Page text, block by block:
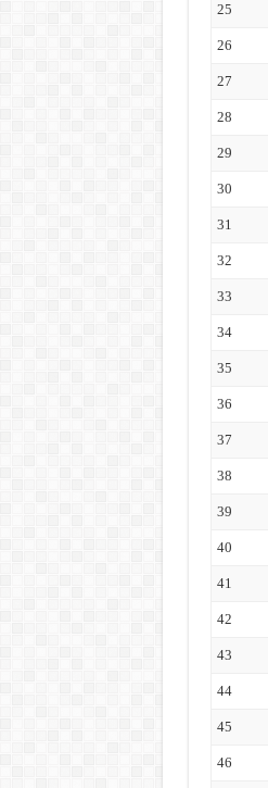
25
26
27
28
29
30
31
32
33
34
35
36
37
38
39
40
41
42
43
44
45
46